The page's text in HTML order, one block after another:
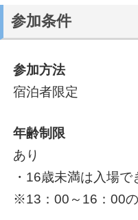
参加条件
参加方法
宿泊者限定
年齢制限
あり
・16歳未満は入場で
※13：00～16：00